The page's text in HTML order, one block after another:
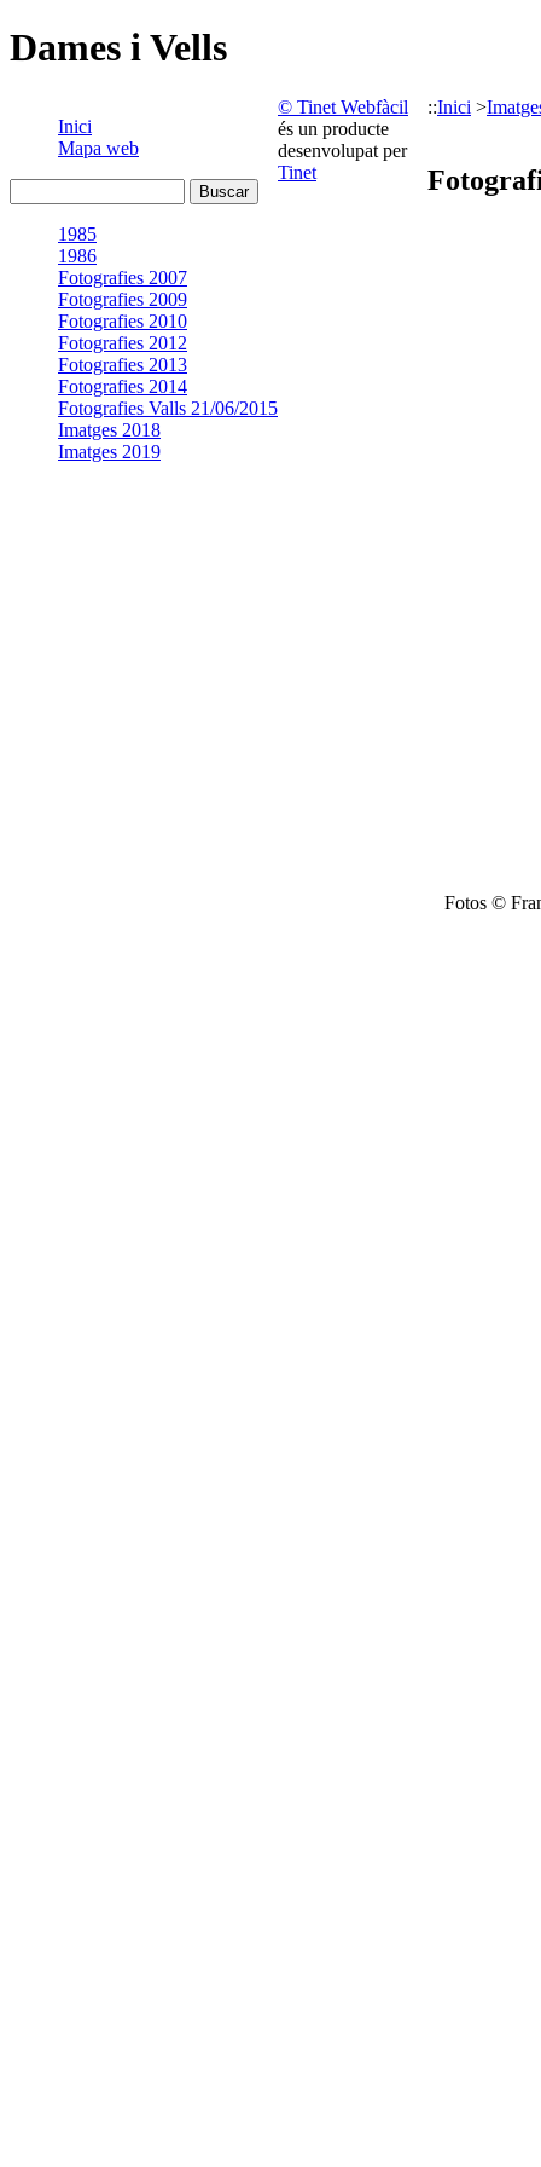
Dames i Vells
Inici
Mapa web
1985
1986
Fotografies 2007
Fotografies 2009
Fotografies 2010
Fotografies 2012
Fotografies 2013
Fotografies 2014
Fotografies Valls 21/06/2015
Imatges 2018
Imatges 2019
::Inici >
Fotos ©
© Tinet Webfàcil
és un producte
desenvolupat per
Tinet